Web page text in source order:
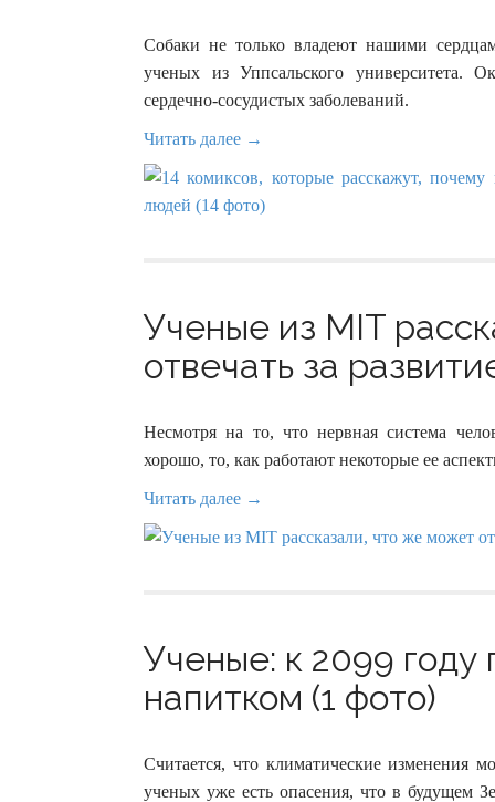
Собаки не только владеют нашими
ученых из Уппсальского университета.
сердечно-сосудистых заболеваний.
Читать далее →
Ученые из MIT
отвечать за
Несмотря на то, что нервная система
хорошо, то, как работают некоторые ее
Читать далее →
Ученые: к 2099
напитком (1 фото)
Считается, что климатические изменения
ученых уже есть опасения, что в будущем